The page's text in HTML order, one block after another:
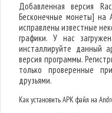
Добавленная версия
Бесконечные монеты] на
исправлены известные
графики. У нас
инсталлируйте данный
версия программы.
только проверенные
друзьями.
Как установить APK файл на